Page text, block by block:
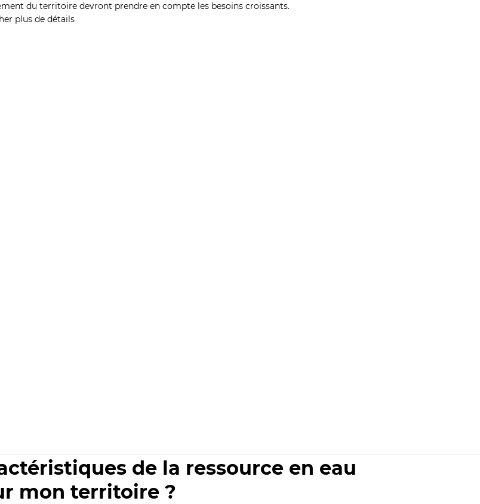
du territoire devront prendre en compte les besoins croissants.
plus de détails
de la ressource en eau
mon territoire ?